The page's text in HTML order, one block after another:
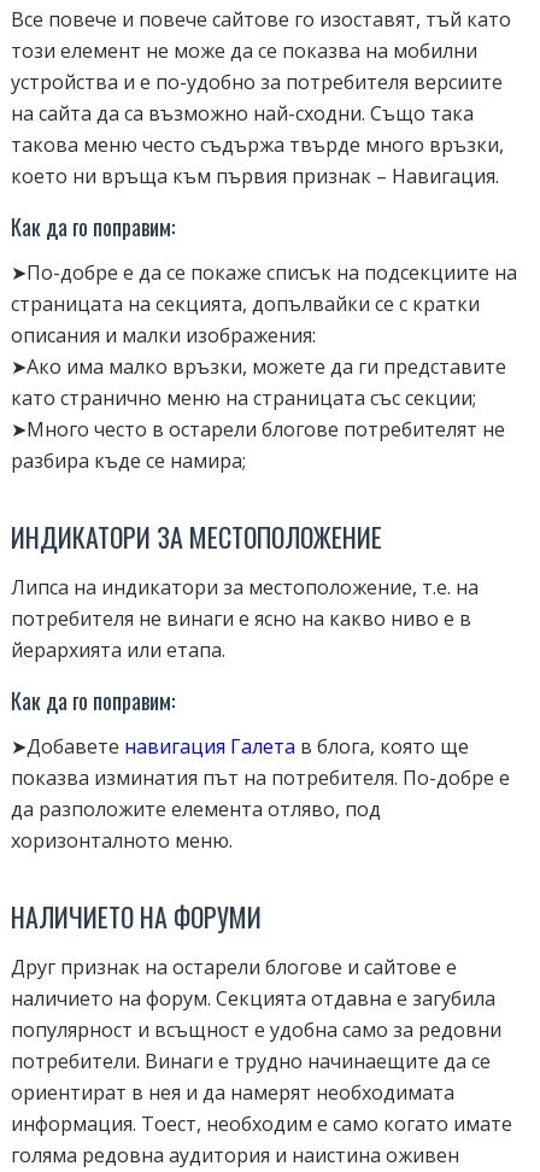
Все повече и повече сайтове го изоставят, тъй като
този елемент не може да се показва на мобилни
устройства и е по-удобно за потребителя версиите
на сайта да са възможно най-сходни. Също така
такова меню често съдържа твърде много връзки,
което ни връща към първия признак – Навигация.
Как да го поправим:
➤По-добре е да се покаже списък на подсекциите на
страницата на секцията, допълвайки се с кратки
описания и малки изображения:
➤Ако има малко връзки, можете да ги представите
като странично меню на страницата със секции;
➤Много често в остарели блогове потребителят не
разбира къде се намира;
ИНДИКАТОРИ ЗА МЕСТОПОЛОЖЕНИЕ
Липса на индикатори за местоположение, т.е. на
потребителя не винаги е ясно на какво ниво е в
йерархията или етапа.
Как да го поправим:
➤Добавете навигация Галета в блога, която ще
показва изминатия път на потребителя. По-добре е
да разположите елемента отляво, под
хоризонталното меню.
НАЛИЧИЕТО НА ФОРУМИ
Друг признак на остарели блогове и сайтове е
наличието на форум. Секцията отдавна е загубила
популярност и всъщност е удобна само за редовни
потребители. Винаги е трудно начинаещите да се
ориентират в нея и да намерят необходимата
информация. Тоест, необходим е само когато имате
голяма редовна аудитория и наистина оживен